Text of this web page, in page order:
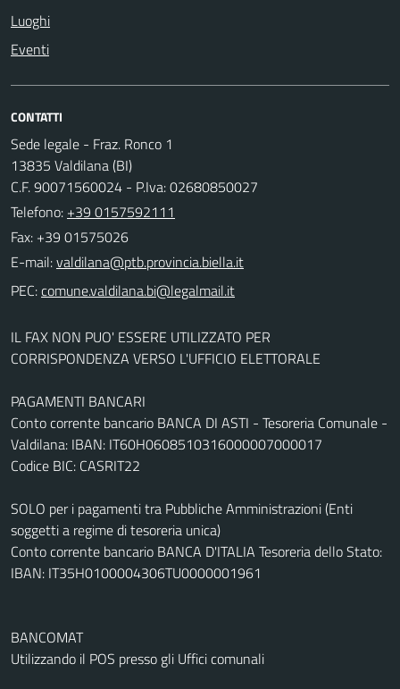
Luoghi
Eventi
CONTATTI
Sede legale - Fraz. Ronco 1
13835 Valdilana (BI)
C.F. 90071560024 - P.Iva: 02680850027
Telefono: +39 0157592111
Fax: +39 01575026
E-mail:
PEC:
IL FAX NON PUO' ESSERE UTILIZZATO PER
CORRISPONDENZA VERSO L'UFFICIO ELETTORALE
PAGAMENTI BANCARI
Conto corrente bancario BANCA DI ASTI - Tesoreria Comunale -
Valdilana: IBAN: IT60H0608510316000007000017
Codice BIC: CASRIT22
SOLO per i pagamenti tra Pubbliche Amministrazioni (Enti
soggetti a regime di tesoreria unica)
Conto corrente bancario BANCA D'ITALIA Tesoreria dello Stato:
IBAN: IT35H0100004306TU0000001961
BANCOMAT
Utilizzando il POS presso gli Uffici comunali